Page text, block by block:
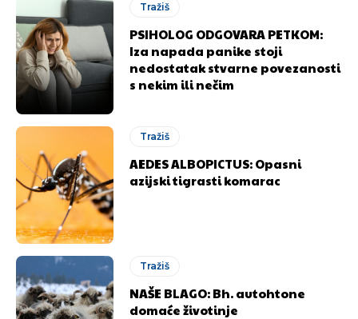
Tražiš
PSIHOLOG ODGOVARA PETKOM:
Iza napada panike stoji
nedostatak stvarne povezanosti
s nekim ili nečim
Tražiš
AEDES ALBOPICTUS: Opasni
azijski tigrasti komarac
Tražiš
NAŠE BLAGO: Bh. autohtone
domaće životinje